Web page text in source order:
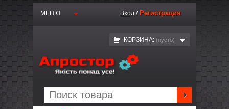
МЕНЮ Вход / Регистрация
КОРЗИНА: (пустo)